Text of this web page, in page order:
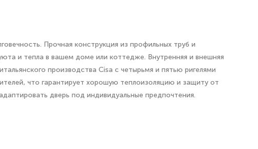
Прочная конструкция из профильных труб и
и тепла в вашем доме или коттедже. Внутренняя и внешняя
производства Cisa с четырьмя и пятью ригелями
что гарантирует хорошую теплоизоляцию и защиту от
дверь под индивидуальные предпочтения.